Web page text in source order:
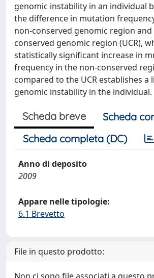
genomic instability in an individual
the difference in mutation
non-conserved genomic region
conserved genomic region (UCR),
statistically significant increase in
frequency in the non-conserved
compared to the UCR establishes a
genomic instability in the individual.
Scheda breve
Scheda
Scheda completa (DC)
Anno di deposito
2009
Appare nelle tipologie:
6.1 Brevetto
File in questo prodotto: